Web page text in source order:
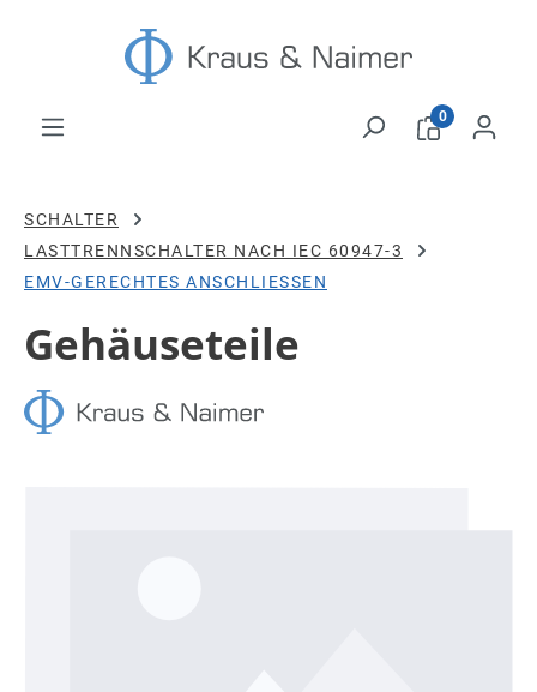
Zum Hauptinhalt springen
0
SCHALTER
LASTTRENNSCHALTER NACH IEC 60947-3
EMV-GERECHTES ANSCHLIESSEN
Gehäuseteile